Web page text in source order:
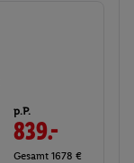
p.P.
839.-
Gesamt 1678 €